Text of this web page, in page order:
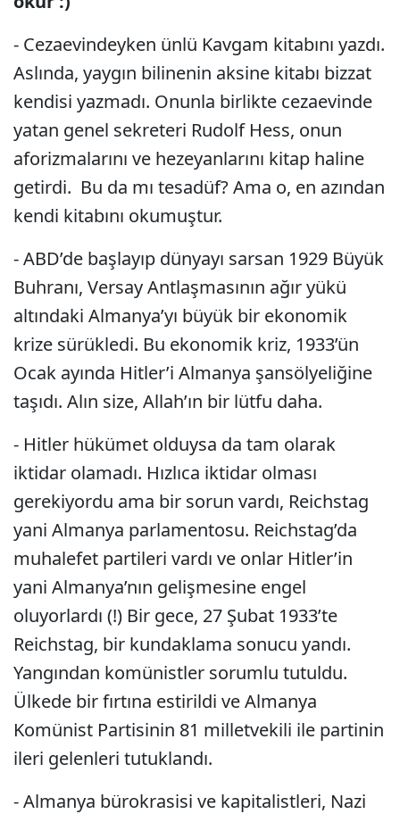
- Cezaevindeyken ünlü Kavgam kitabını yazdı.
Aslında, yaygın bilinenin aksine kitabı bizzat
kendisi yazmadı. Onunla birlikte cezaevinde
yatan genel sekreteri Rudolf Hess, onun
aforizmalarını ve hezeyanlarını kitap haline
getirdi. Bu da mı tesadüf? Ama o, en azından
kendi kitabını okumuştur.
- ABD’de başlayıp dünyayı sarsan 1929 Büyük
Buhranı, Versay Antlaşmasının ağır yükü
altındaki Almanya’yı büyük bir ekonomik
krize sürükledi. Bu ekonomik kriz, 1933’ün
Ocak ayında Hitler’i Almanya şansölyeliğine
taşıdı. Alın size, Allah’ın bir lütfu daha.
- Hitler hükümet olduysa da tam olarak
iktidar olamadı. Hızlıca iktidar olması
gerekiyordu ama bir sorun vardı, Reichstag
yani Almanya parlamentosu. Reichstag’da
muhalefet partileri vardı ve onlar Hitler’in
yani Almanya’nın gelişmesine engel
oluyorlardı (!) Bir gece, 27 Şubat 1933’te
Reichstag, bir kundaklama sonucu yandı.
Yangından komünistler sorumlu tutuldu.
Ülkede bir fırtına estirildi ve Almanya
Komünist Partisinin 81 milletvekili ile partinin
ileri gelenleri tutuklandı.
- Almanya bürokrasisi ve kapitalistleri, Nazi